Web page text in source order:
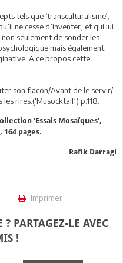
tels que ‘transculturalisme’,
ne cesse d’inventer, et qui lui
seulement de sonder les
mais également
A ce propos cette
son flacon/Avant de le servir/
rires.(‘Musocktail’) p.118.
‘Essais Mosaïques’,
164 pages.
Rafik Darragi
Imprimer
PARTAGEZ-LE AVEC
!